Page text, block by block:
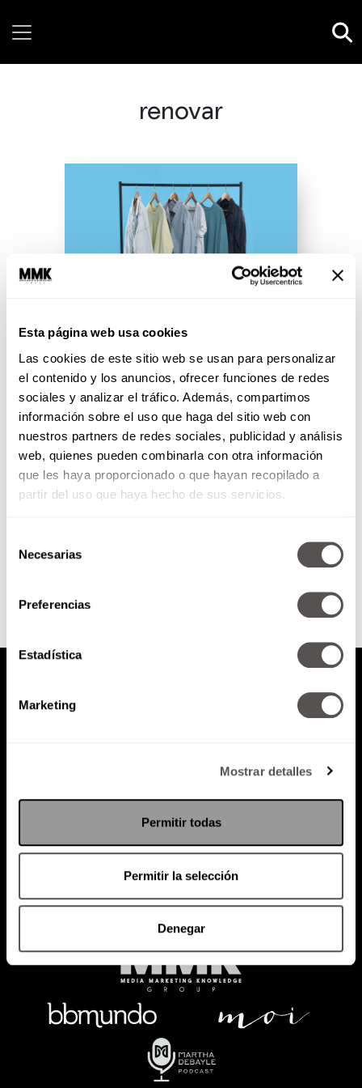
Esta página web usa cookies
Las cookies de este sitio web se usan para personalizar
el contenido y los anuncios, ofrecer funciones de redes
sociales y analizar el tráfico. Además, compartimos
información sobre el uso que haga del sitio web con
nuestros partners de redes sociales, publicidad y análisis
web, quienes pueden combinarla con otra información
que les haya proporcionado o que hayan recopilado a
partir del uso que haya hecho de sus servicios.
Necesarias
Preferencias
Estadística
Marketing
Mostrar detalles
Permitir todas
Permitir la selección
Denegar
renovar
¿Guardan ropa que no usan?
Esto significa emocionalmente
¿Qué significa el guardar ropa
que no usamos emocional y
energéticamente? Aquí les vamos
a decir.
Política de Privacidad
PODCAST RADIO MARTHA EVENTOS
SACA TU ID